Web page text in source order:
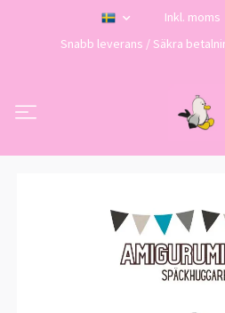
Inkl. moms
Snabb leverans / Säkra